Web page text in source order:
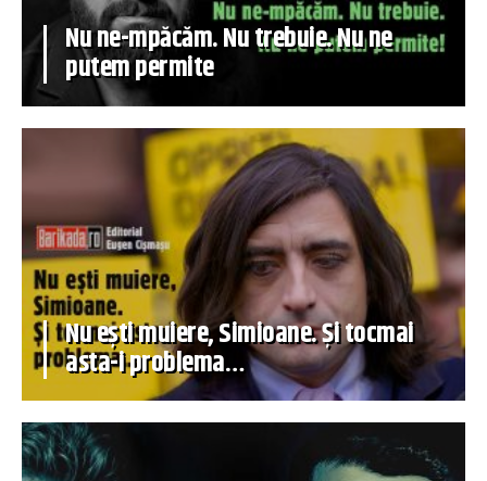
Nu ne-mpăcăm. Nu trebuie. Nu ne
putem permite
Nu ești muiere, Simioane. Și tocmai
asta-i problema…